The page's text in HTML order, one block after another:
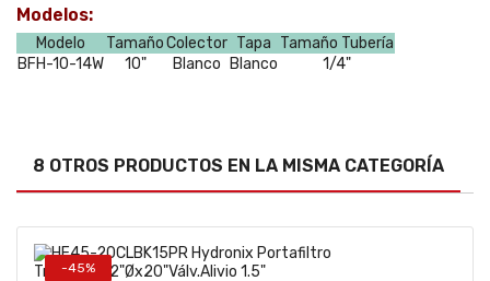
Modelos:
Modelo TamañoColector Tapa Tamaño Tubería
BFH-10-14W
10" Blanco Blanco 1/4"
8 OTROS PRODUCTOS EN LA MISMA CATEGORÍA
-45%